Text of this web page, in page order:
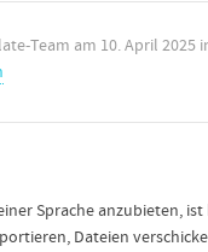
Team am 10. April 2025
Sprache anzubieten,
Dateien